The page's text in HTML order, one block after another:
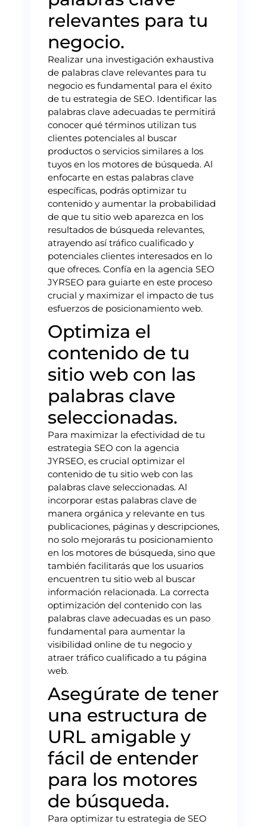
relevantes para tu
negocio.
Realizar una investigación exhaustiva
de palabras clave relevantes para tu
negocio es fundamental para el éxito
de tu estrategia de SEO. Identificar las
palabras clave adecuadas te permitirá
conocer qué términos utilizan tus
clientes potenciales al buscar
productos o servicios similares a los
tuyos en los motores de búsqueda. Al
enfocarte en estas palabras clave
específicas, podrás optimizar tu
contenido y aumentar la probabilidad
de que tu sitio web aparezca en los
resultados de búsqueda relevantes,
atrayendo así tráfico cualificado y
potenciales clientes interesados en lo
que ofreces. Confía en la agencia SEO
JYRSEO para guiarte en este proceso
crucial y maximizar el impacto de tus
esfuerzos de posicionamiento web.
Optimiza el
contenido de tu
sitio web con las
palabras clave
seleccionadas.
Para maximizar la efectividad de tu
estrategia SEO con la agencia
JYRSEO, es crucial optimizar el
contenido de tu sitio web con las
palabras clave seleccionadas. Al
incorporar estas palabras clave de
manera orgánica y relevante en tus
publicaciones, páginas y descripciones,
no solo mejorarás tu posicionamiento
en los motores de búsqueda, sino que
también facilitarás que los usuarios
encuentren tu sitio web al buscar
información relacionada. La correcta
optimización del contenido con las
palabras clave adecuadas es un paso
fundamental para aumentar la
visibilidad online de tu negocio y
atraer tráfico cualificado a tu página
web.
Asegúrate de tener
una estructura de
URL amigable y
fácil de entender
para los motores
de búsqueda.
Para optimizar tu estrategia de SEO